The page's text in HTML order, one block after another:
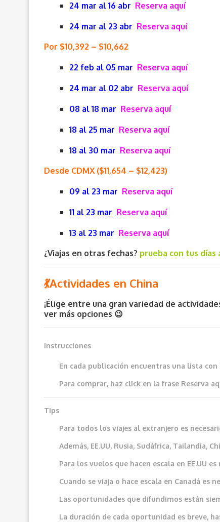
24 mar al 16 abr Reserva aquí
24 mar al 23 abr Reserva aquí
Por $10,392 – $10,662
22 feb al 05 mar Reserva aquí
24 mar al 02 abr Reserva aquí
08 al 18 mar Reserva aquí
18 al 25 mar Reserva aquí
18 al 30 mar Reserva aquí
Desde CDMX ($11,654 – $12,423)
09 al 23 mar Reserva aquí
11 al 23 mar Reserva aquí
13 al 23 mar Reserva aquí
¿Viajas en otras fechas? prueba con tus días
💃Actividades en China
¡Élige entre una gran variedad de
ver más opciones 😉
Instrucciones
En cada publicación encuentras una lista
Para comprar, haz click en la frase Reserva
Tips
Para todos los viajes al extranjero es
Además, EE.UU, Rusia, Sudáfrica, Tailandia,
Para los vuelos que hacen escala en EE.UU
Cuando se viaja o hace escala en Canadá
Las oportunidades que difundimos están
La duración de cada oportunidad es breve,